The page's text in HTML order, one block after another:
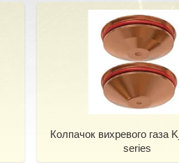
Колпачок вихревого газа
series